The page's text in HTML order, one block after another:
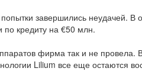
завершились неудачей. В
по кредиту на €50 млн.
фирма так и не провела.
Lilium все еще остаются